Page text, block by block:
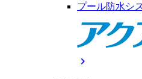
プール防水シ
chevron_right